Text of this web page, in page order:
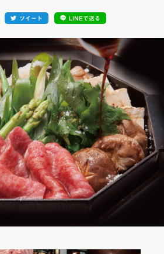
ツイート LINEで送る